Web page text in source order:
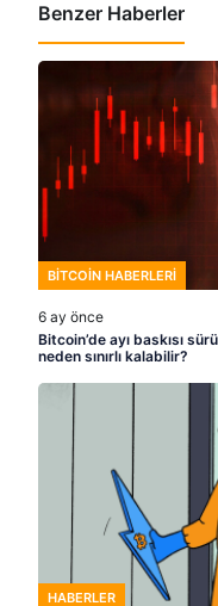
Benzer Haberler
BITCOIN HABERLERI
6 ay önce
Bitcoin’de ayı baskısı
neden sınırlı kalabilir?
HABERLER